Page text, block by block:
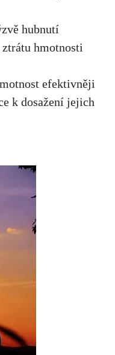
hubnutí
hmotnosti
efektivněji
k dosažení ⁣jejich